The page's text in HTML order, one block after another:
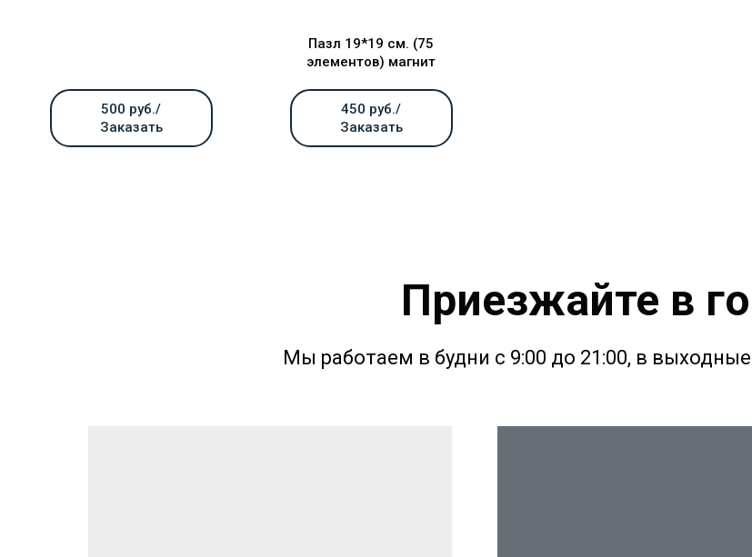
500 руб./
Заказать
Пазл 19*19 см. (75
элементов) магнит
450 руб./
Заказать
Приезжайте в
Мы работаем в будни с 9:00 до 21:00, в выходные